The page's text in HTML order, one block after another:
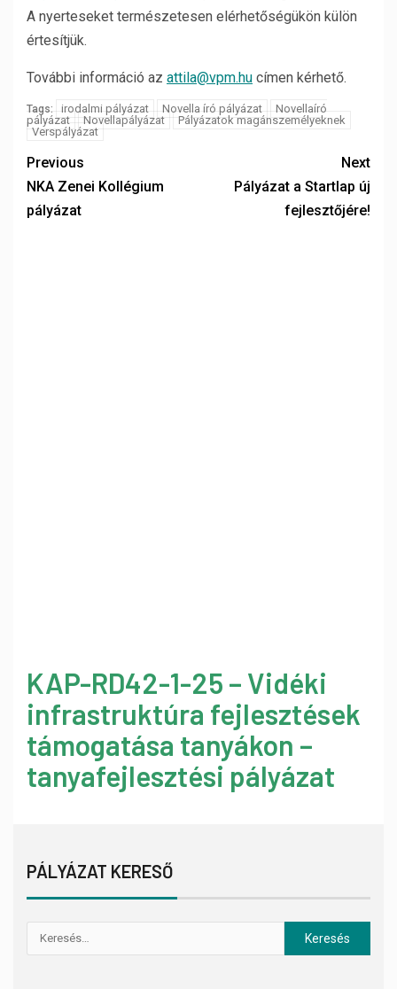
A nyerteseket természetesen elérhetőségükön külön
értesítjük.
További információ az attila@vpm.hu címen kérhető.
Tags: irodalmi pályázat Novella író pályázat
Novellaíró
pályázat
Novellapályázat
Pályázatok magánszemélyeknek
Verspályázat
Previous
NKA Zenei Kollégium
pályázat
Next
Pályázat a Startlap új
fejlesztőjére!
KAP-RD42-1-25 – Vidéki
infrastruktúra fejlesztések
támogatása tanyákon –
tanyafejlesztési pályázat
PÁLYÁZAT KERESŐ